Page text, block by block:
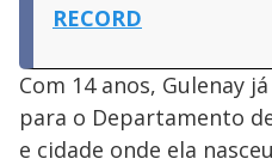
RECORD
Com 14 anos, Gulenay
para o Departamento
e cidade onde ela